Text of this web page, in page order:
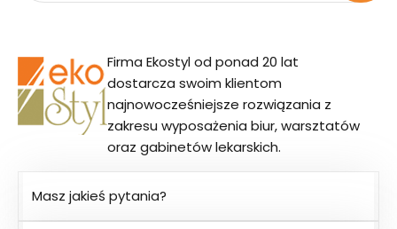
Firma Ekostyl od ponad 20 lat
dostarcza swoim klientom
najnowocześniejsze rozwiązania z
zakresu wyposażenia biur, warsztatów
oraz gabinetów lekarskich.
Masz jakieś pytania?